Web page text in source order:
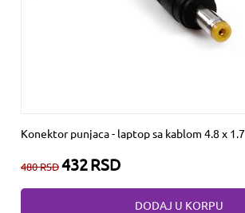
Konektor punjaca - laptop sa kablom 4.8 x 1.7
480RSD432RSD
DODAJ U KORPU